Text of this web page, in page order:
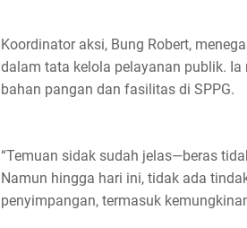
Koordinator aksi, Bung Robert,
dalam tata kelola pelayanan publik.
bahan pangan dan fasilitas di SPPG.
“Temuan sidak sudah jelas—beras
Namun hingga hari ini, tidak ada
penyimpangan, termasuk